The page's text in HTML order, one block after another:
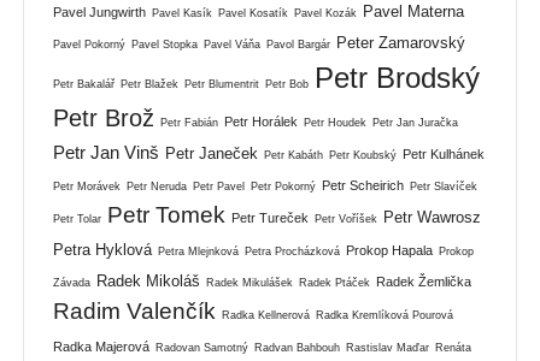
Pavel Jungwirth Pavel Kasík Pavel Kosatík Pavel Kozák Pavel Materna
Pavel Pokorný Pavel Stopka Pavel Váňa Pavol Bargár Peter Zamarovský
Petr Bakalář Petr Blažek Petr Blumentrit Petr Bob Petr Brodský
Petr Brož Petr Fabián Petr Horálek Petr Houdek Petr Jan Juračka
Petr Jan Vinš Petr Janeček Petr Kabáth Petr Koubský Petr Kulhánek
Petr Morávek Petr Neruda Petr Pavel Petr Pokorný Petr Scheirich Petr Slavíček
Petr Tolar Petr Tomek Petr Tureček Petr Voříšek
Petr Wawrosz
Petra Hyklová Petra Mlejnková Petra Procházková Prokop Hapala Prokop
Závada Radek Mikoláš Radek Mikulášek Radek Ptáček Radek Žemlička
Radim Valenčík Radka Kellnerová Radka Kremlíková Pourová
Radka Majerová Radovan Samotný Radvan Bahbouh Rastislav Maďar Renáta